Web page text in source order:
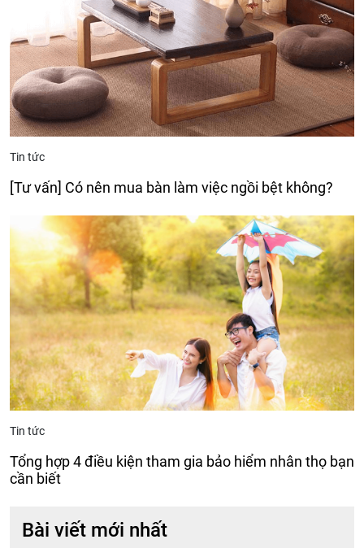
Tin tức
[Tư vấn] Có nên mua bàn làm việc ngồi bệt không?
Tin tức
Tổng hợp 4 điều kiện tham gia bảo hiểm nhân thọ bạn
cần biết
Bài viết mới nhất